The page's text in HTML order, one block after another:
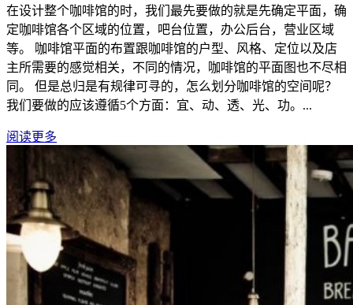
在设计整个咖啡馆的时，我们最先要做的就是先确定平面，确
定咖啡馆各个区域的位置，吧台位置，办公后台，营业区域
等。 咖啡馆平面的布置跟咖啡馆的户型、风格、定位以及店
主所需要的感觉相关，不同的情况，咖啡馆的平面图也不尽相
同。 但是总归是有规律可寻的，怎么划分咖啡馆的空间呢？
我们要做的应该遵循5个方面：宜、动、透、光、功。...
阅读更多